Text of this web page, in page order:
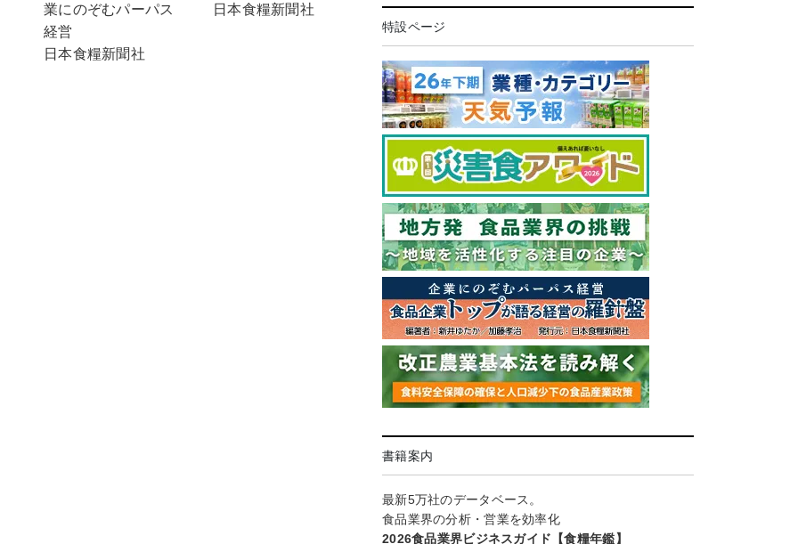
業にのぞむパーパス
経営
日本食糧新聞社
日本食糧新聞社
特設ページ
書籍案内
最新5万社のデータベース。
食品業界の分析・営業を効率化
2026食品業界ビジネスガイド【食糧年鑑】